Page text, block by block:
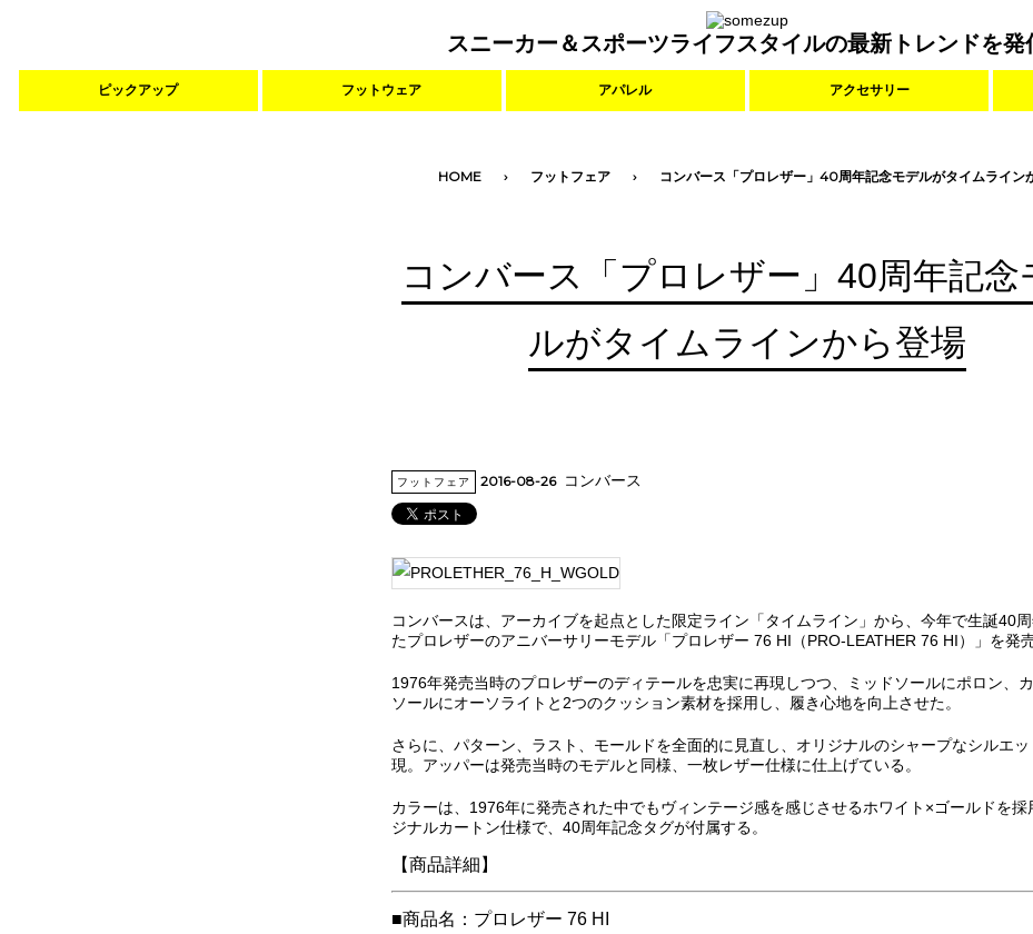
スニーカー＆スポーツライフスタイルの最新トレンドを発
ピックアップ フットウェア アパレル アクセサリー
HOME フットフェア コンバース「プロレザー」40周年記念モデルがタイムライン
コンバース「プロレザー」40周年記念
ルがタイムラインから登場
フットフェア 2016-08-26 コンバース
コンバースは、アーカイブを起点とした限定ライン「タイムライン」から、今年で生誕40周
たプロレザーのアニバーサリーモデル「プロレザー 76 HI（PRO-LEATHER 76 HI）」を発売
1976年発売当時のプロレザーのディテールを忠実に再現しつつ、ミッドソールにポロン、
ソールにオーソライトと2つのクッション素材を採用し、履き心地を向上させた。
さらに、パターン、ラスト、モールドを全面的に見直し、オリジナルのシャープなシルエ
現。アッパーは発売当時のモデルと同様、一枚レザー仕様に仕上げている。
カラーは、1976年に発売された中でもヴィンテージ感を感じさせるホワイト×ゴールドを採
ジナルカートン仕様で、40周年記念タグが付属する。
【商品詳細】
■商品名：プロレザー 76 HI